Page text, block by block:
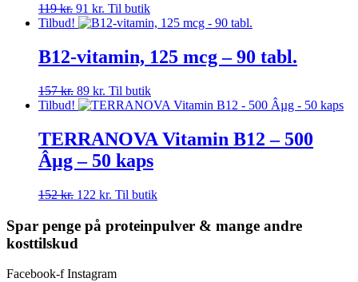
119kr. Den
oprindelige
var:
119 kr..
91 kr. Den
aktuelle
91 kr..
Til butik
Tilbud!
B12-vitamin, 125 mcg – 90 tabl.
157kr. Den
oprindelige
var:
157 kr..
89 kr. Den
aktuelle
er:
89 kr..
Til butik
Tilbud!
TERRANOVA Vitamin B12 – 500
Âµg – 50 kaps
152kr. Den
pris
var:
152 kr..
122 kr. Den
pris
Til butik
Spar penge på proteinpulver & mange andre
kosttilskud
Facebook-f Instagram